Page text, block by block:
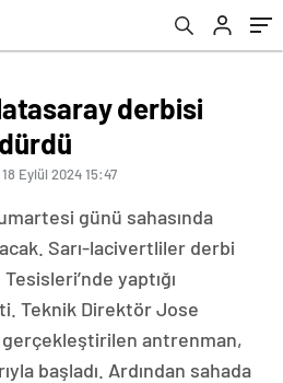
derbisi
18 Eylül 2024 15:47
günü sahasında
Sarı-lacivertliler derbi
yaptığı
Teknik Direktör Jose
antrenman,
başladı. Ardından sahada